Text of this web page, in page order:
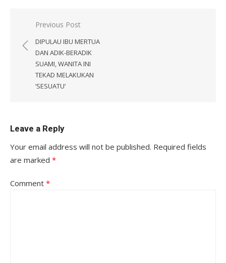
Post
navigation
Previous Post
DIPULAU IBU MERTUA
DAN ADIK-BERADIK
SUAMI, WANITA INI
TEKAD MELAKUKAN
‘SESUATU’
Leave a Reply
Your email address will not be published. Required fields
are marked *
Comment *